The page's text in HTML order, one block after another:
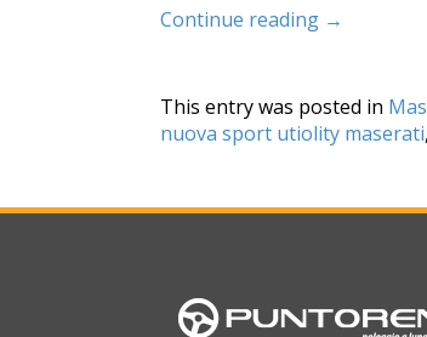
Continue reading →
This entry was posted in
nuova sport utiolity maserati,